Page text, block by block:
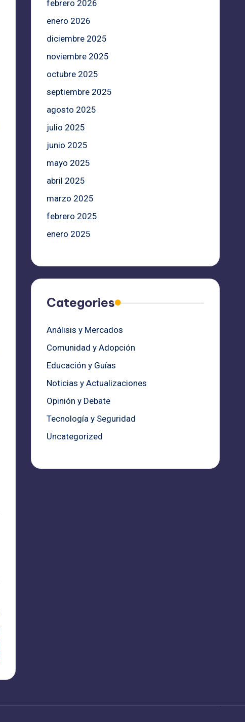
febrero 2026
enero 2026
diciembre 2025
noviembre 2025
octubre 2025
septiembre 2025
agosto 2025
julio 2025
junio 2025
mayo 2025
abril 2025
marzo 2025
febrero 2025
enero 2025
Categories
Análisis y Mercados
Comunidad y Adopción
Educación y Guías
Noticias y Actualizaciones
Opinión y Debate
Tecnología y Seguridad
Uncategorized